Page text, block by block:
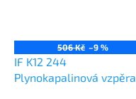
506 Kč –9 %
IF K12 244
Plynokapalinová vzpěra